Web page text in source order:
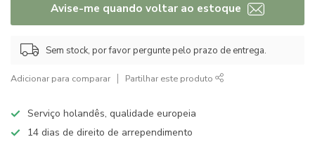
Avise-me quando voltar ao estoque
Sem stock, por favor pergunte pelo prazo de entrega.
Adicionar para comparar Partilhar este produto
Serviço holandês, qualidade europeia
14 dias de direito de arrependimento